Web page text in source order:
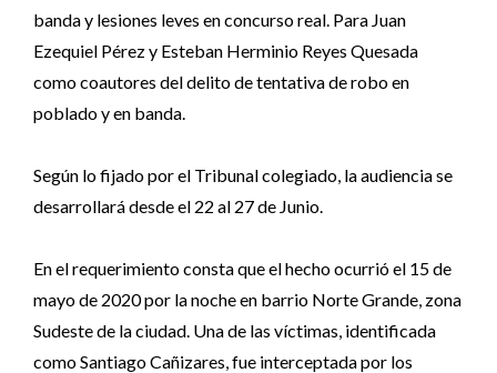
banda y lesiones leves en concurso real. Para Juan
Ezequiel Pérez y Esteban Herminio Reyes Quesada
como coautores del delito de tentativa de robo en
poblado y en banda.
Según lo fijado por el Tribunal colegiado, la audiencia se
desarrollará desde el 22 al 27 de Junio.
En el requerimiento consta que el hecho ocurrió el 15 de
mayo de 2020 por la noche en barrio Norte Grande, zona
Sudeste de la ciudad. Una de las víctimas, identificada
como Santiago Cañizares, fue interceptada por los